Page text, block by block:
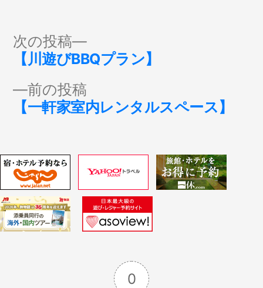
投
ナ
ゲ
ー
シ
前の投稿
の
【一軒家室内レンタルスペース】
次の投稿
次
の
【川遊びBBQプラン】
0